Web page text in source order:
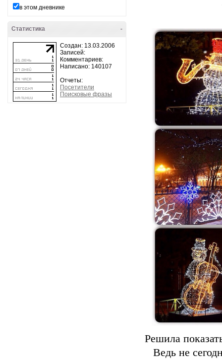
в этом дневнике
-
Статистика
Создан: 13.03.2006
Записей:
Комментариев:
Написано: 140107
Отчеты:
Посетители
Поисковые фразы
Решила
Ведь не